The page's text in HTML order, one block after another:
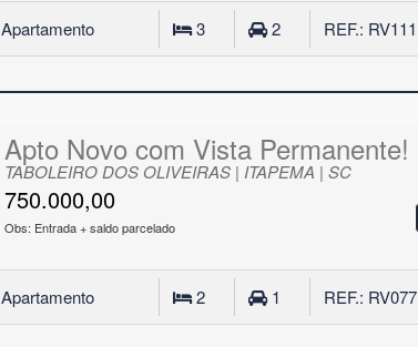
Apartamento 3 2 REF.: RV111
Apto Novo com Vista Permanente!
TABOLEIRO DOS OLIVEIRAS | ITAPEMA | SC
750.000,00
Obs: Entrada + saldo parcelado
Apartamento 2 1 REF.: RV077